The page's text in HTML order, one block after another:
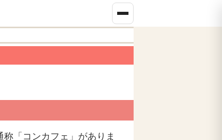
「コンカフェ」がありま